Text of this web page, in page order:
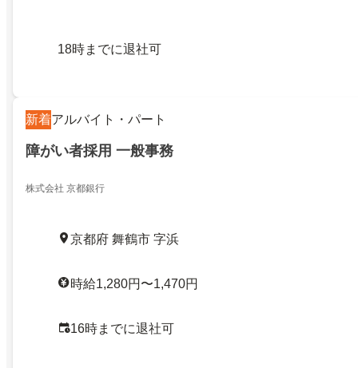
18時までに退社可
新着アルバイト・パート
障がい者採用 一般事務
株式会社 京都銀行
京都府 舞鶴市 字浜
時給1,280円〜1,470円
16時までに退社可